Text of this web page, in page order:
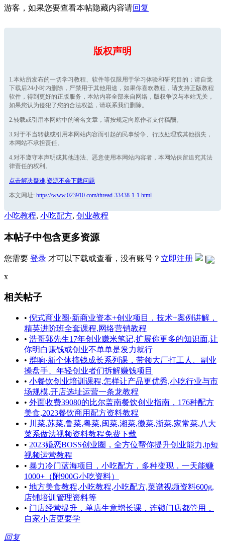
游客，如果您要查看本帖隐藏内容请回复
版权声明
1.本站所发布的一切学习教程、软件等仅限用于学习体验和研究目的；请自觉
下载后24小时内删除，严禁用于其他用途，如果你喜欢教程，请支持正版教程
软件，得到更好的正版服务，本站内容全部来自网络，版权争议与本站无关，
如果您认为侵犯了您的合法权益，请联系我们删除。
2.转载或引用本网站中的署名文章，请按规定向原作者支付稿酬。
3.对于不当转载或引用本网站内容而引起的民事纷争、行政处理或其他损失，
本网站不承担责任。
4.对不遵守本声明或其他违法、恶意使用本网站内容者，本网站保留追究其法
律责任的权利。
点击解决疑难,资源不会下载问题
本文网址: https://www.023910.com/thread-33438-1-1.html
小吃教程, 小吃配方, 创业教程
本帖子中包含更多资源
您需要 登录 才可以下载或查看，没有账号？ 立即注册 |
x
相关帖子
• 倪式商业圈·新商业资本+创业项目，技术+案例讲解，
精英进阶班全套课程,网络营销教程
• 浩哥郭先生17年创业赚米笔记,扩展你更多的知识面,让
你明白赚钱或创业不单单是发力就行
• 群响·新个体搞钱成长系列课，带领大厂打工人、副业
操盘手、年轻创业者们拆解赚钱项目
• 小餐饮创业培训课程,怎样让产品更优秀,小吃行业与市
场规模,开店选址运营一条龙教程
• 外面收费39080的比尔盖南餐饮创业指南，176种配方
美食,2023餐饮商用配方资料教程
• 川菜,苏菜,鲁菜,粤菜,闽菜,湘菜,徽菜,浙菜,家常菜,八大
菜系做法视频资料教程免费下载
• 2023婚恋BOSS创业圈，全方位帮你提升创业能力,ip短
视频运营教程
• 暴力冷门蓝海项目，小吃配方，多种变现，一天能赚
1000+（附900G小吃资料）
• 地方美食教程,小吃教程,小吃配方,菜谱视频资料600g,
店铺培训管理资料等
• 门店经营提升，单店生意增长课，连锁门店都管用，
自家小店更要学
回复